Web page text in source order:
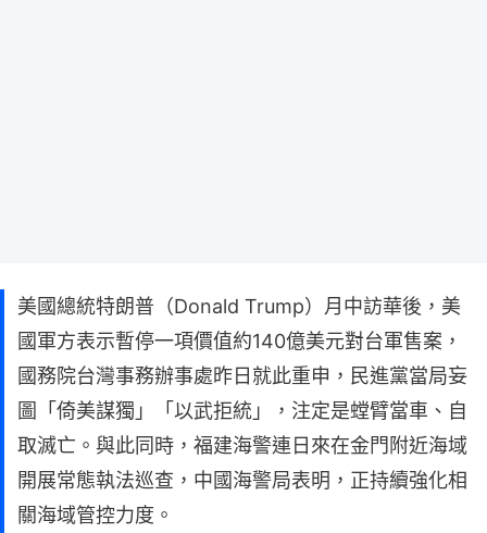
美國總統特朗普（Donald Trump）月中訪華後，美
國軍方表示暫停一項價值約140億美元對台軍售案，
國務院台灣事務辦事處昨日就此重申，民進黨當局妄
圖「倚美謀獨」「以武拒統」，注定是螳臂當車、自
取滅亡。與此同時，福建海警連日來在金門附近海域
開展常態執法巡查，中國海警局表明，正持續強化相
關海域管控力度。